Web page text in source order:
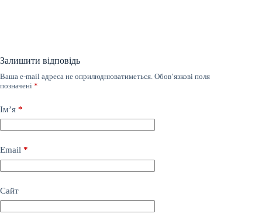
Залишити відповідь
Ваша e-mail адреса не оприлюднюватиметься. Обов’язкові поля
позначені *
Ім’я *
Email *
Сайт